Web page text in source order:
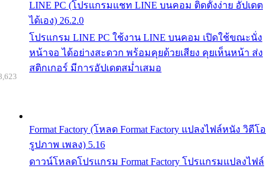
LINE PC (โปรแกรมแชท LINE บนคอม ติดตั้งง่าย อัปเดต
ได้เอง) 26.2.0
โปรแกรม LINE PC ใช้งาน LINE บนคอม เปิดใช้ขณะนั่ง
หน้าจอ ได้อย่างสะดวก พร้อมคุยด้วยเสียง คุยเห็นหน้า ส่ง
สติกเกอร์ มีการอัปเดตสม่ำเสมอ
Format Factory (โหลด Format Factory แปลงไฟล์หนัง วิดีโอ
รูปภาพ เพลง) 5.16
ดาวน์โหลดโปรแกรม Format Factory โปรแกรมแปลงไฟล์